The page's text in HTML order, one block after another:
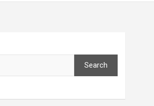
Search